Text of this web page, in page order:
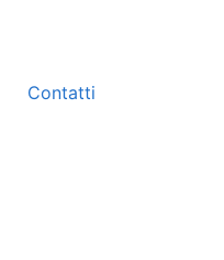
Contatti